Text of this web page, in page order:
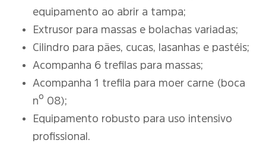
equipamento ao abrir a tampa;
Extrusor para massas e bolachas variadas;
Cilindro para pães, cucas, lasanhas e pastéis;
Acompanha 6 trefilas para massas;
Acompanha 1 trefila para moer carne (boca
nº 08);
Equipamento robusto para uso intensivo
profissional.